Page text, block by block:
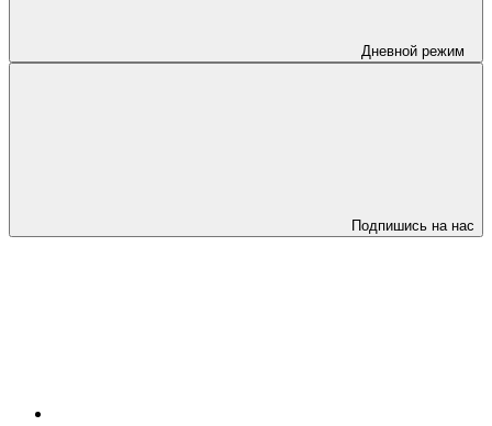
Дневной режим
Подпишись на нас